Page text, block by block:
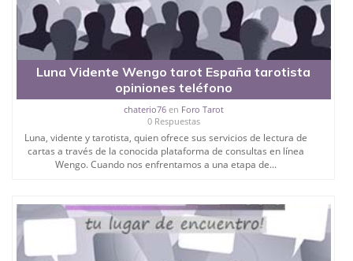
Luna Vidente Wengo tarot España tarotista
opiniones teléfono
chaterio76en Foro Tarot
0 Respuestas
Luna, vidente y tarotista, quien ofrece sus servicios de lectura de
cartas a través de la conocida plataforma de consultas en línea
Wengo. Cuando nos enfrentamos a una etapa de...